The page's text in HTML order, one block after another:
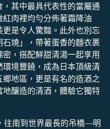
其中最具代表性的當屬通
肉裡均勻分佈著霜降油
是令人驚豔。此外也別忘
燒」，帶著蛋香的麵衣裹
，搭配鮮甜清湯一起享用
境豐饒，成為日本頂級清
地區，更是有名的造酒之
釀造的清酒，體驗它獨特
往南到世界最長的吊橋—明